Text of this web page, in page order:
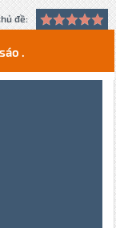
đề:
.